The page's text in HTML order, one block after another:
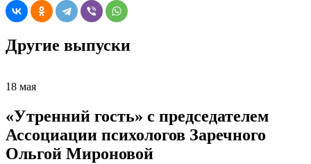
Другие выпуски
18 мая
«Утренний гость» с председателем
Ассоциации психологов Заречного
Ольгой Мироновой